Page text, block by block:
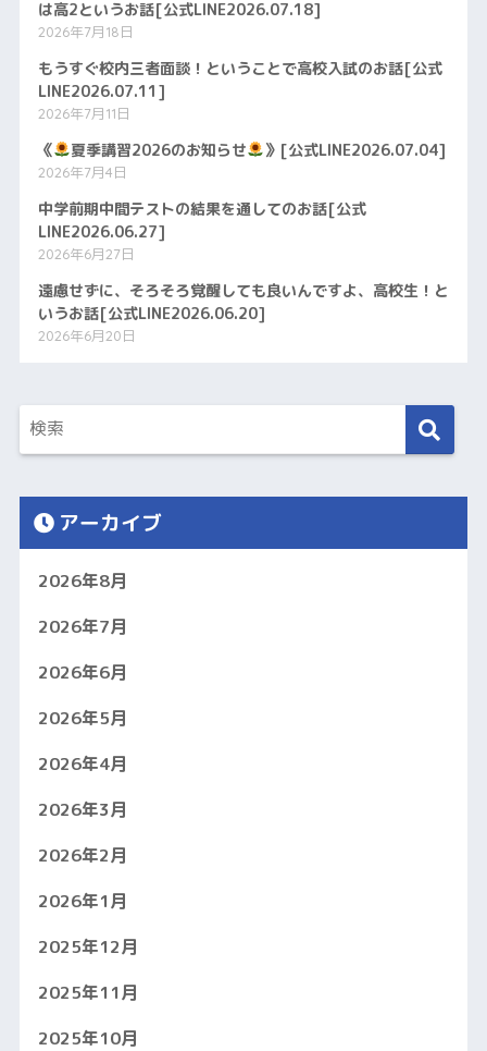
は高2というお話[公式LINE2026.07.18]
2026年7月18日
もうすぐ校内三者面談！ということで高校入試のお話[公式
LINE2026.07.11]
2026年7月11日
《 夏季講習2026のお知らせ 》[公式LINE2026.07.04]
2026年7月4日
中学前期中間テストの結果を通してのお話[公式
LINE2026.06.27]
2026年6月27日
遠慮せずに、そろそろ覚醒しても良いんですよ、高校生！と
いうお話[公式LINE2026.06.20]
2026年6月20日
アーカイブ
2026年8月
2026年7月
2026年6月
2026年5月
2026年4月
2026年3月
2026年2月
2026年1月
2025年12月
2025年11月
2025年10月